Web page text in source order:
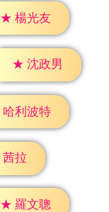
★ 楊光友
★ 沈政男
哈利波特
茜拉
★ 羅文聰